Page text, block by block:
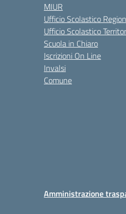
MIUR
Ufficio Scolastico
Ufficio Scolastico
Scuola in Chiaro
Iscrizioni On Line
Invalsi
Comune
Amministrazione